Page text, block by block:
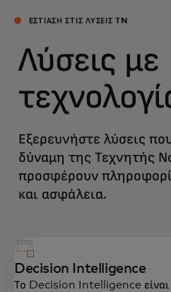
ΕΣΤΊΑΣΗ ΣΤΙΣ ΛΎΣΕΙΣ TN
Λύσεις με
Εξερευνήστε λύσεις
δύναμη της Τεχνητής
προσφέρουν
και ασφάλεια.
Decision Intelligence
Το Decision Intelligence είναι